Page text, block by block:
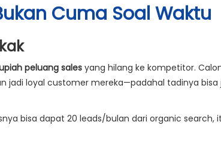
Cuma Soal Waktu
peluang salesyang hilang ke kompetitor.
jadi loyal customer mereka—padahal tadinya bisa
bisa dapat 20 leads/bulan dari organic search,